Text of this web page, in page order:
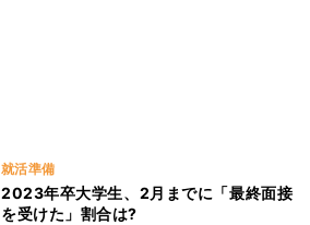
就活準備
2023年卒大学生、2月までに「最終面接
を受けた」割合は?